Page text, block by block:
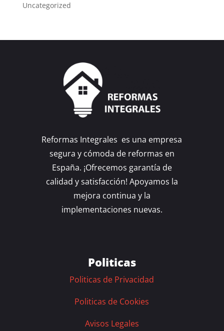
Uncategorized
Reformas Integrales es una empresa
segura y cómoda de reformas en
España. ¡Ofrecemos garantía de
calidad y satisfacción! Apoyamos la
mejora continua y la
implementaciones nuevas.
Politicas
Politicas de Privacidad
Politicas de Cookies
Avisos Legales